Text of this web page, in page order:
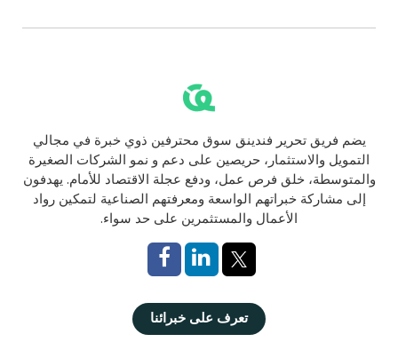
يضم فريق تحرير فندينق سوق محترفين ذوي خبرة في مجالي
التمويل والاستثمار، حريصين على دعم و نمو الشركات الصغيرة
والمتوسطة، خلق فرص عمل، ودفع عجلة الاقتصاد للأمام. يهدفون
إلى مشاركة خبراتهم الواسعة ومعرفتهم الصناعية لتمكين رواد
الأعمال والمستثمرين على حد سواء.
تعرف على خبرائنا